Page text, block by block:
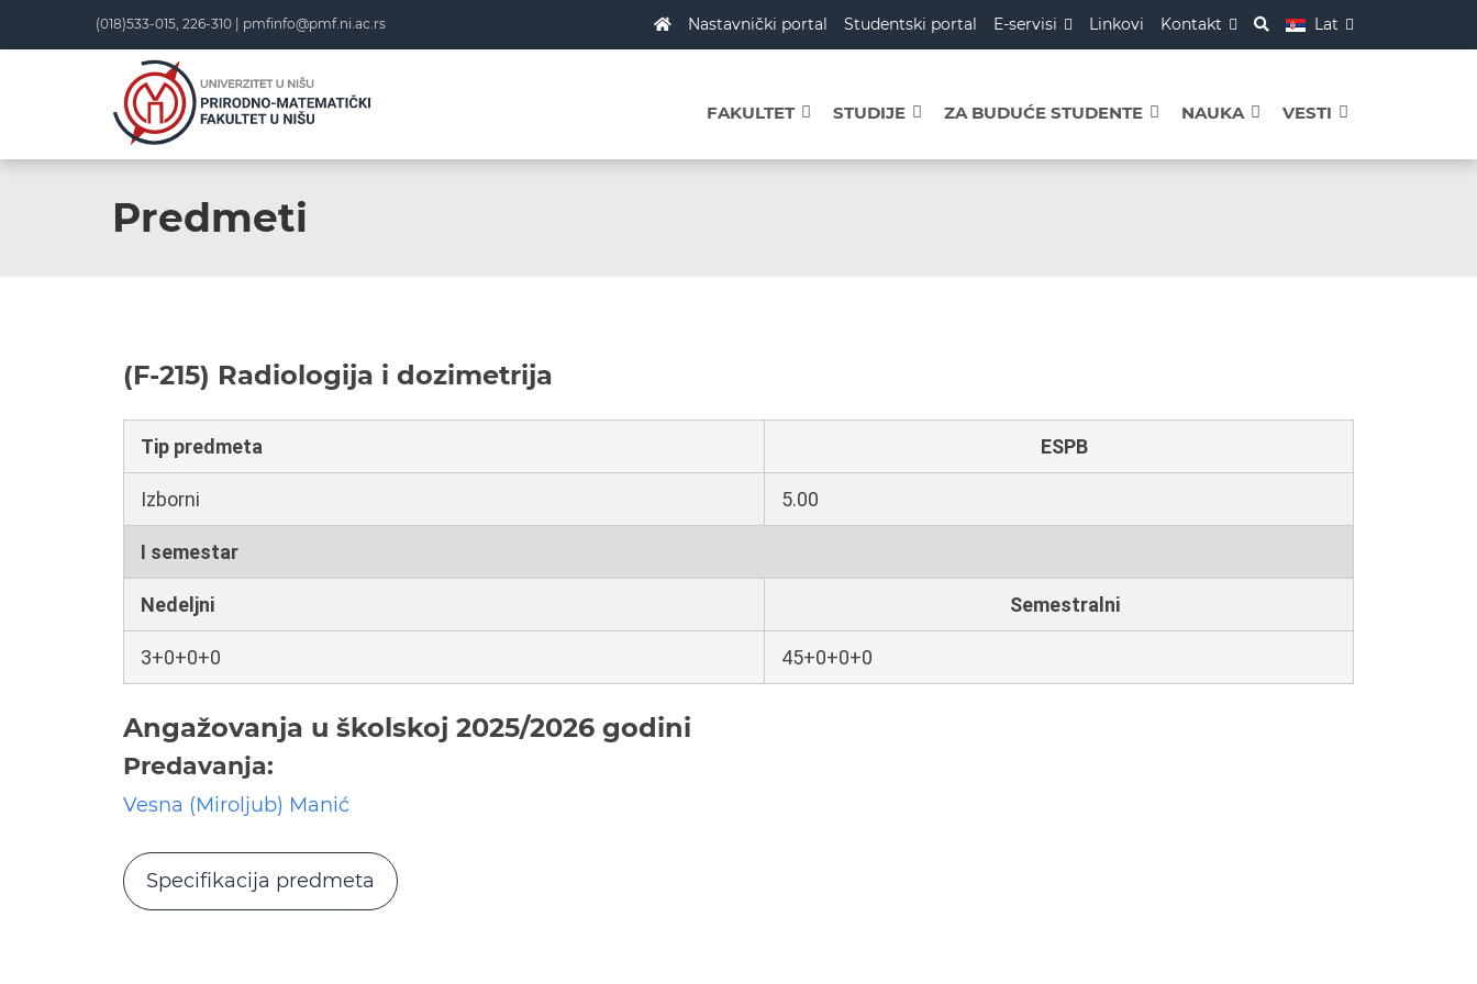
(018)533-015, 226-310 | pmfinfo@pmf.ni.ac.rs Nastavnički portal Studentski portal E-servisi Linkovi Kontakt Lat
FAKULTET STUDIJE ZA BUDUĆE STUDENTE NAUKA VESTI
Predmeti
(F-215) Radiologija i dozimetrija
Tip predmeta ESPB
Izborni 5.00
I semestar
Nedeljni Semestralni
3+0+0+0 45+0+0+0
Angažovanja u školskoj 2025/2026 godini
Predavanja:
Vesna (Miroljub) Manić
Specifikacija predmeta